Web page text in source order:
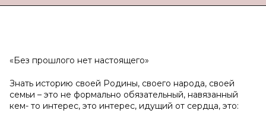
«Без прошлого нет настоящего»
Знать историю своей Родины, своего народа, своей
семьи – это не формально обязательный, навязанный
кем- то интерес, это интерес, идущий от сердца, это: